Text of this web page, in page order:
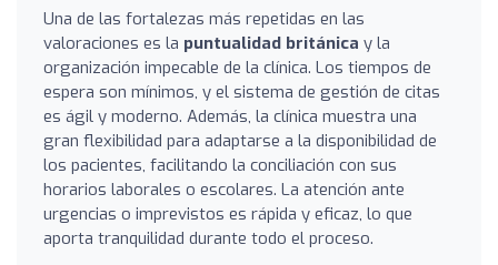
Una de las fortalezas más repetidas en las
valoraciones es la puntualidad británica y la
organización impecable de la clínica. Los tiempos de
espera son mínimos, y el sistema de gestión de citas
es ágil y moderno. Además, la clínica muestra una
gran flexibilidad para adaptarse a la disponibilidad de
los pacientes, facilitando la conciliación con sus
horarios laborales o escolares. La atención ante
urgencias o imprevistos es rápida y eficaz, lo que
aporta tranquilidad durante todo el proceso.